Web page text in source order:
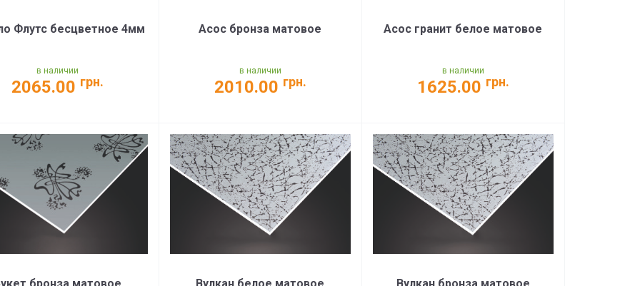
Флутс бесцветное 4мм
в наличии
2065.00 грн.
Асос бронза матовое
в наличии
2010.00 грн.
Асос гранит белое матовое
в наличии
1625.00 грн.